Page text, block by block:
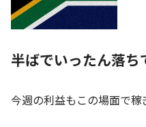
半ばでいったん落ち
今週の利益もこの場面で稼